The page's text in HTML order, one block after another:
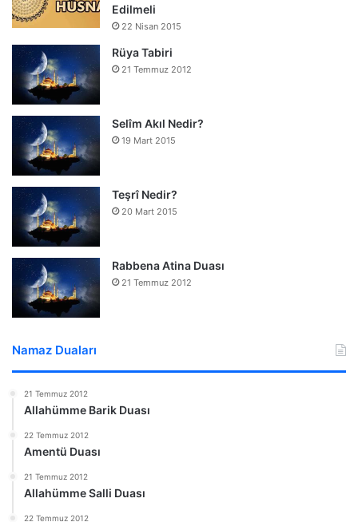
Edilmeli
22 Nisan 2015
Rüya Tabiri
21 Temmuz 2012
Selîm Akıl Nedir?
19 Mart 2015
Teşrî Nedir?
20 Mart 2015
Rabbena Atina Duası
21 Temmuz 2012
Namaz Duaları
21 Temmuz 2012
Allahümme Barik Duası
22 Temmuz 2012
Amentü Duası
21 Temmuz 2012
Allahümme Salli Duası
22 Temmuz 2012